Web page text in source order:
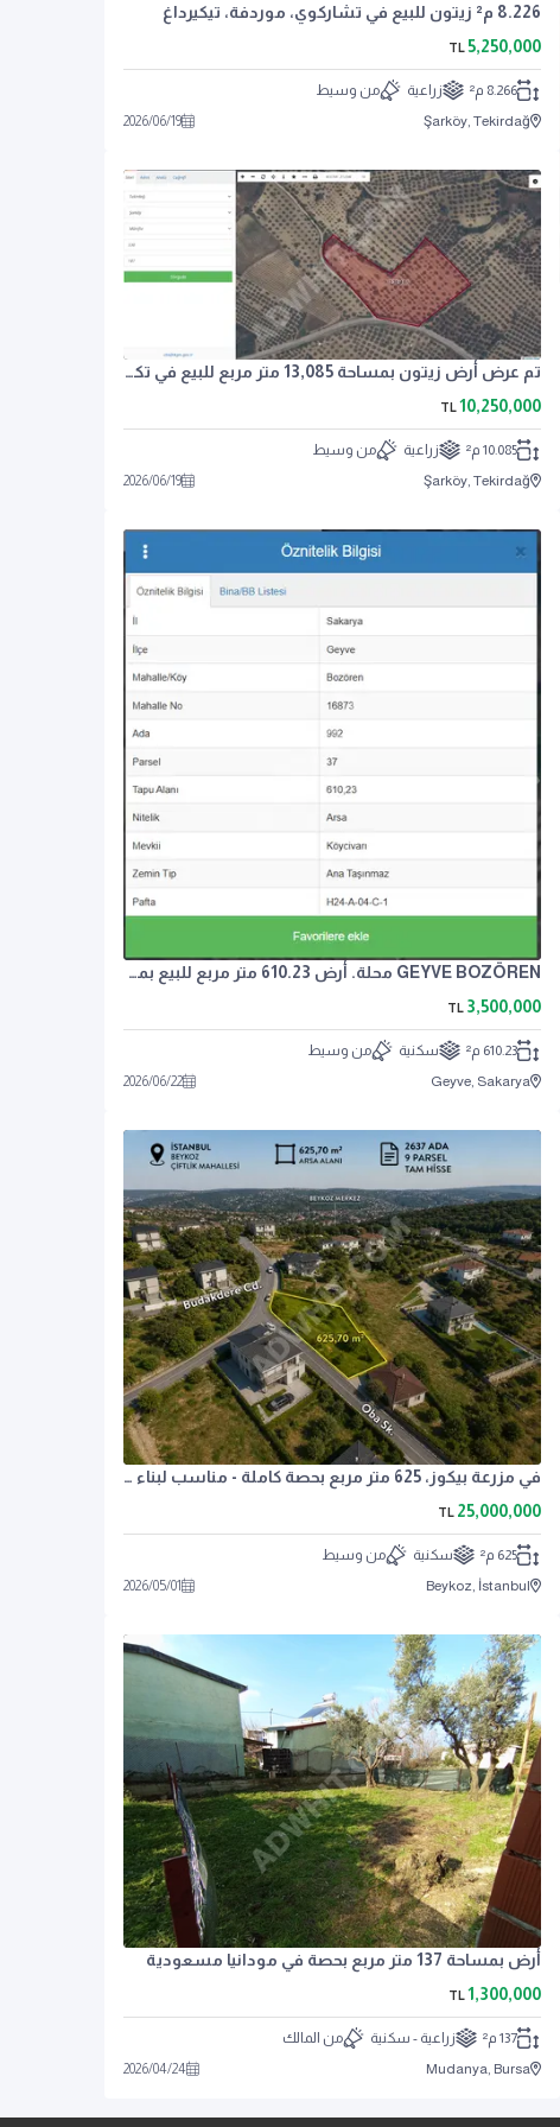
8.226 م² زيتون للبيع في تشاركوي، موردفة، تيكيرداغ
5,250,000
TL
8.266 م² زراعية
من وسيط
Şarköy, Tekirdağ
2026/06/19
تم عرض أرض زيتون بمساحة 13,085 متر مربع للبيع في تكيرداغ، شاركوي، مورفتة.
10,250,000
TL
10.085 م² زراعية
من وسيط
Şarköy, Tekirdağ
2026/06/19
GEYVE BOZÖREN محلة. أرض 610.23 متر مربع للبيع بمخطط تنظيمي 1/1000
3,500,000
TL
610.23 م² سكنية
من وسيط
Geyve, Sakarya
2026/06/22
في مزرعة بيكوز، 625 متر مربع بحصة كاملة - مناسب لبناء فيلا
25,000,000
TL
625 م² سكنية
من وسيط
Beykoz, İstanbul
2026/05/01
أرض بمساحة 137 متر مربع بحصة في مودانيا مسعودية
1,300,000
TL
137 م² زراعية - سكنية
من المالك
Mudanya, Bursa
2026/04/24